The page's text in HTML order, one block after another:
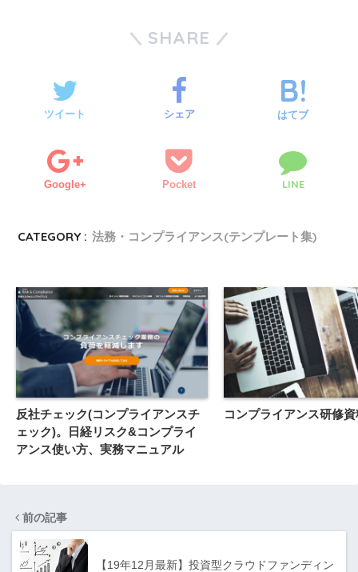
SHARE
ツイート シェア はてブ
Google+ Pocket LINE
CATEGORY : 法務・コンプライアンス(テンプレート集)
反社チェック(コンプライアンスチ
ェック)。日経リスク&コンプライ
アンス使い方、実務マニュアル
コンプライアンス研修
前の記事
【19年12月最新】投資型クラウドファンディン